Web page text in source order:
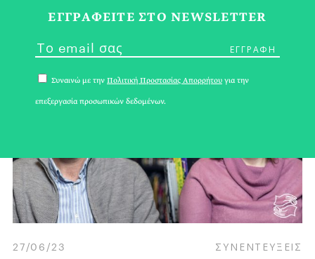
27/06/23 ΣΥΝΕΝΤΕΥΞΕΙΣ
ΕΓΓPΑΦΕΙΤΕ ΣΤΟ NEWSLETTER
Συναινώ με την Πολιτική Προστασίας Απορρήτου για την
επεξεργασία προσωπικών δεδομένων.